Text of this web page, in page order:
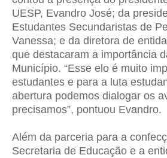
UESP, Evandro José; da
Estudantes Secundaristas de
Vanessa; e da diretora de
que destacaram a importância
Município. “Esse elo é muito
estudantes e para a luta
abertura podemos dialogar os
precisamos”, pontuou Evandro.
Além da parceria para a
Secretaria de Educação e a